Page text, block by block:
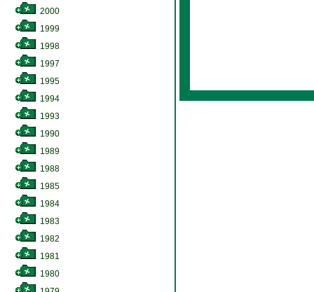
2000
1999
1998
1997
1995
1994
1993
1990
1989
1988
1985
1984
1983
1982
1981
1980